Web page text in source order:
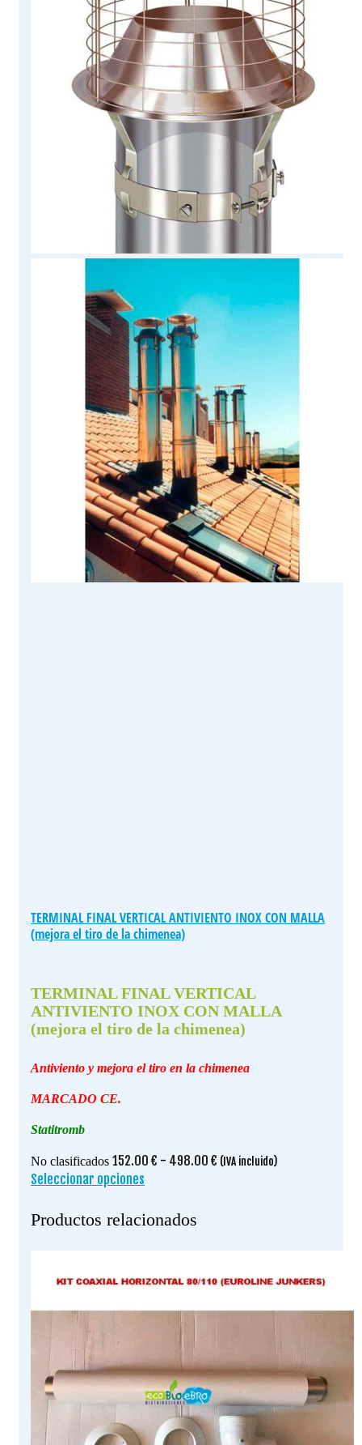
TERMINAL FINAL VERTICAL ANTIVIENTO INOX CON MALLA
(mejora el tiro de la chimenea)
TERMINAL FINAL VERTICAL
ANTIVIENTO INOX CON MALLA
(mejora el tiro de la chimenea)
Antiviento y mejora el tiro en la chimenea
MARCADO CE.
Statitromb
No clasificados 152.00 € - 498.00 € Rango
(IVA incluido)
Seleccionar opciones
tiene
opciones
la
página
de
producto
Productos relacionados